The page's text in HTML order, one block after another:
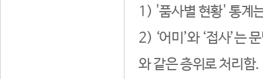
1) '품사별 현황' 통계
2) ‘어미’와 ‘접사’는
와 같은 층위로 처리함.